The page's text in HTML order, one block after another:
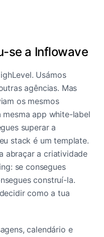
se a Inflowave
Usámos
agências. Mas
os mesmos
mesma app white-label
superar a
stack é um template.
abraçar a criatividade
se consegues
construí-la.
como a tua
calendário e